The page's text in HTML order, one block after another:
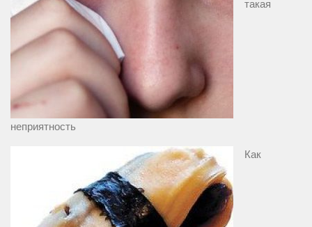
такая
неприятность
Как